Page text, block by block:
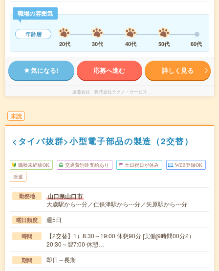
職場の雰囲気
年齢層
20代
30代 40代 50代 60代
気になる! 応募へ進む 詳しく見る
派遣会社 株式会社テクノ・サービス
未読
<タイパ抜群>小型電子部品の製造（2交替）
職種未経験OK 交通費別途支給あり 土日祝日が休み WEB登録OK
派遣
勤務地 山口県山口市
大歳駅から---分／仁保津駅から---分／矢原駅から---分
曜日頻度 週5日
時間
【2交替】1）8:30～19:00 休憩90分 [実働]9時間00分2）
20:30～翌7:00 休憩…
期間 即日～長期